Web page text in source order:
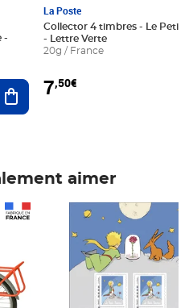
Ajouter au panier
La Poste
Collector 4 timbres - Le Petit
- Lettre Verte
20g / France
7,50€
aimer
Prix 7,50€